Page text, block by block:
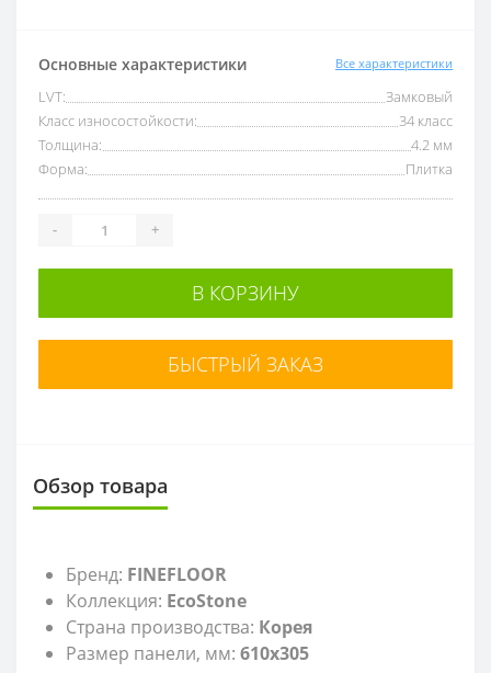
Основные характеристики Все характеристики
LVT:
Замковый
Класс износостойкости:
34 класс
Толщина:
4.2 мм
Форма:
Плитка
- +
В КОРЗИНУ
БЫСТРЫЙ ЗАКАЗ
Обзор товара
Бренд: FINEFLOOR
Коллекция: EcoStone
Страна производства: Корея
Размер панели, мм: 610x305